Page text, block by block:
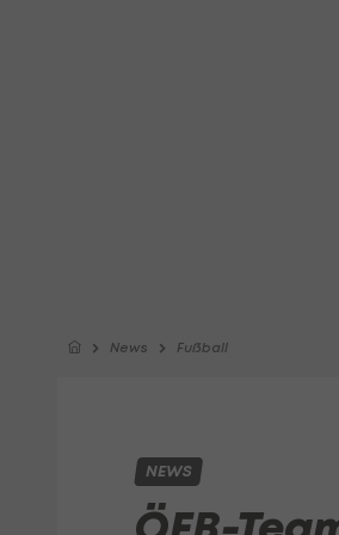
News Fußball
NEWS